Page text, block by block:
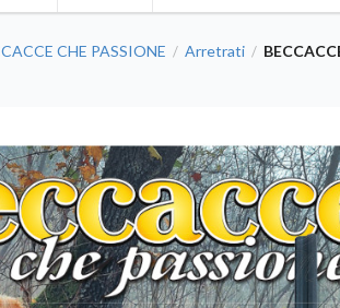
CHE PASSIONE / Arretrati /